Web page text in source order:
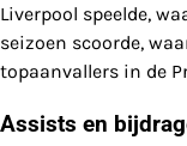
Liverpool speelde,
seizoen scoorde,
topaanvallers in de
Assists en